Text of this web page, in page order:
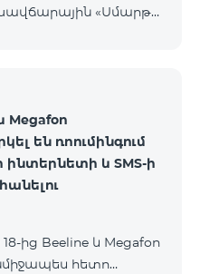
«Սմարթ
շրջանակներում
ինտերնետ, 2000
ԱՄՆ, Կանադա, ՌԴ
SMS, 200 ՄԲ
5000 unlimit»
կազմում է
գ
Megafon
են ռոումինգում
և SMS-ի
ից Beeline և Megafon
հետո